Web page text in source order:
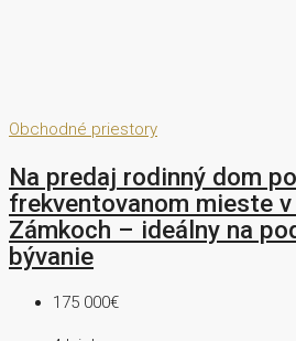
Obchodné priestory
Na predaj rodinný dom
frekventovanom mieste v
Zámkoch – ideálny na
bývanie
175 000€